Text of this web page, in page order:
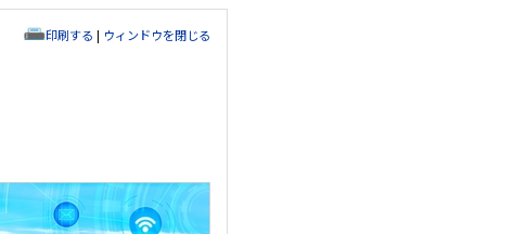
印刷する | ウィンドウを閉じる